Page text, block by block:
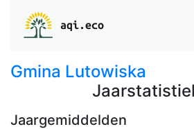
aqi.eco
Gmina Lutowiska
Jaargemiddelden